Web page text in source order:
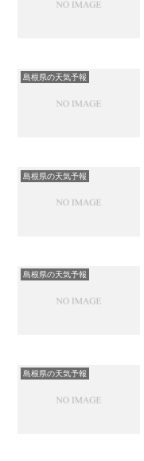
島根県の天気予報
島根県の天気予報
島根県の天気予報
島根県の天気予報